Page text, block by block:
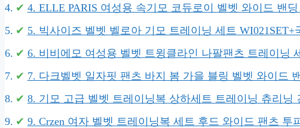
4. ELLE PARIS 여성용 속기모 코듀로이 벨벳 와이드 밴딩
5. 빅사이즈 벨벳 벨로아 기모 트레이닝 세트 WI021SET+
6. 비비에모 여성용 벨벳 트윙클라인 나팔팬츠 트레이닝
7. 다크벨벳 일자핏 팬츠 바지 봄 가을 블링 벨벳 와이드
8. 기모 고급 벨벳 트레이닝복 상하세트 트레이닝 츄리닝
9. Crzen 여자 벨벳 트레이닝복 세트 후드 와이드 팬츠 투